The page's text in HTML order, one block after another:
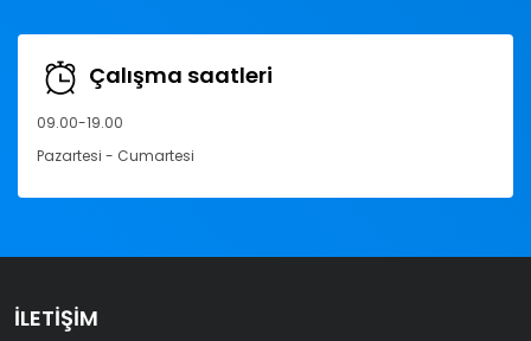
Çalışma saatleri
09.00-19.00
Pazartesi - Cumartesi
İLETIŞIM